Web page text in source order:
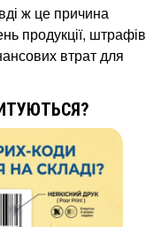
ж це причина
продукції, штрафів
втрат для